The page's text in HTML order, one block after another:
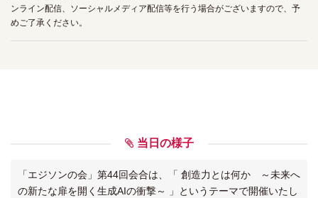
ンライン配信、ソーシャルメディア配信等を行う場合がございますので、予
めご了承ください。
当日の様子
「エジソンの会」第44回会合は、「 創造力とは何か ～未来へ
の新たな扉を開く生成AIの衝撃～ 」というテーマで開催いたし